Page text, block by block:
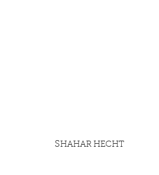
SHAHAR HECHT